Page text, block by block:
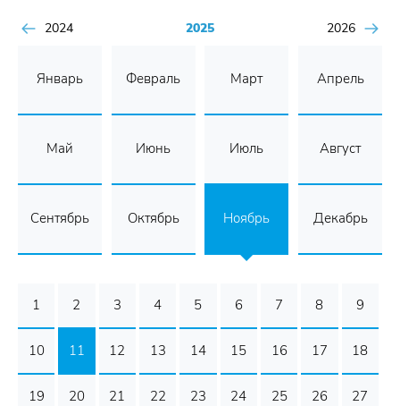
2024 2025 2026
Январь Февраль Март Апрель
Май Июнь Июль Август
Сентябрь Октябрь Ноябрь Декабрь
1 2 3 4 5 6 7 8 9
10 11 12 13 14 15 16 17 18
19 20 21 22 23 24 25 26 27